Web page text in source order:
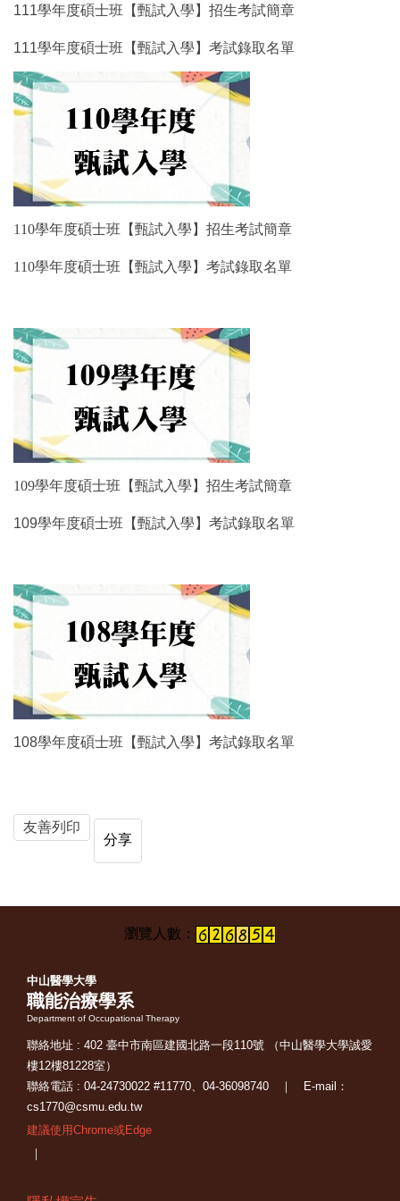
111學年度碩士班【甄試入學】招生考試簡章
111學年度碩士班【甄試入學】考試錄取名單
110學年度碩士班【甄試入學】招生考試簡章
110學年度碩士班【甄試入學】考試錄取名單
109學年度碩士班【甄試入學】招生考試簡章
109學年度碩士班【甄試入學】考試錄取名單
108學年度碩士班【甄試入學】考試錄取名單
友善列印
分享
中山醫學大學
職能治療學系
Department of Occupational Therapy
聯絡地址 : 402 臺中市南區建國北路一段110號 （中山醫學大學誠愛
樓12樓81228室）
聯絡電話 : 04-24730022 #11770、04-36098740 ｜ E-mail：
cs1770@csmu.edu.tw
建議使用Chrome或Edge
｜